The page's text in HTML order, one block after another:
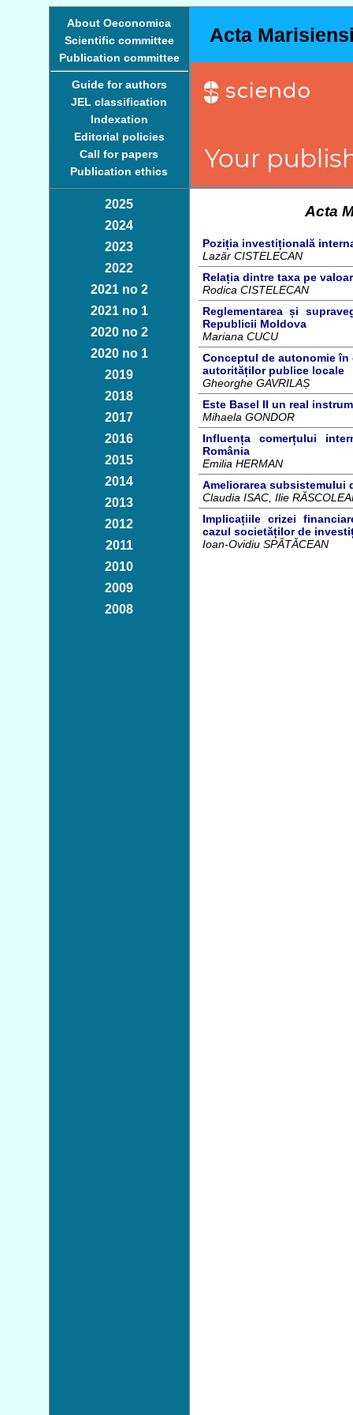
About Oeconomica
Scientific committee
Publication committee
Guide for authors
JEL classification
Indexation
Editorial policies
Call for papers
Publication ethics
Acta
2025
2024
2023
2022
2021 no 2
2021 no 1
2020 no 2
2020 no 1
2019
2018
2017
2016
2015
2014
2013
2012
2011
2010
2009
2008
Acta
Poziția investițională
Lazăr CISTELECAN
Relația dintre taxa pe
Rodica CISTELECAN
Reglementarea și
Republicii Moldova
Mariana CUCU
Conceptul de autonomie
autorităților publice locale
Gheorghe GAVRILAȘ
Este Basel II un real
Mihaela GONDOR
Influența comerțului
România
Emilia HERMAN
Ameliorarea subsistemului
Claudia ISAC, Ilie
Implicațiile crizei
cazul societăților de
Ioan-Ovidiu SPĂTĂCEAN